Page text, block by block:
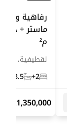
م²
لقطيفية، غرب
2+
3.5
1,350,000
QAR